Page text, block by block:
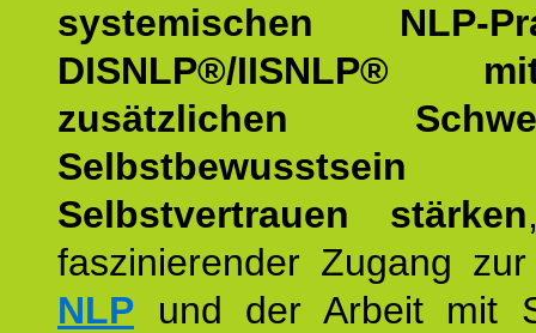
systemischen NLP-
DISNLP®/IISNLP®
zusätzlichen
Selbstvertrauen stärken
faszinierender Zugang
NLP und der Arbeit mit